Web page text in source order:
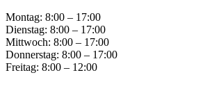
Montag: 8:00 – 17:00
Dienstag: 8:00 – 17:00
Mittwoch: 8:00 – 17:00
Donnerstag: 8:00 – 17:00
Freitag: 8:00 – 12:00